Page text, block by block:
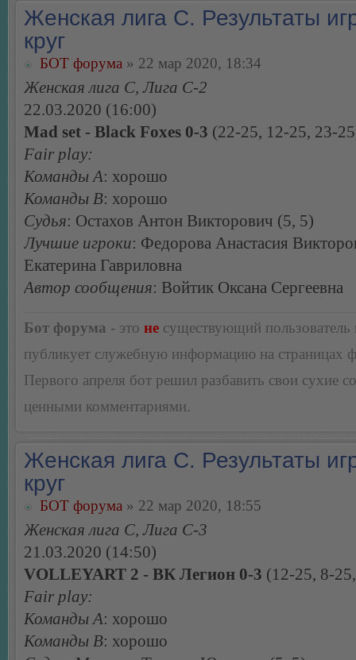
Женская лига С. Результаты
круг
БОТ форума » 22 мар 2020, 18:34
Женская лига С, Лига С-2
22.03.2020 (16:00)
Mad set - Black Foxes 0-3 (22-25, 12-25, 23-
Fair play:
Команды А: хорошо
Команды В: хорошо
Судья: Остахов Антон Викторович (5, 5)
Лучшие игроки: Федорова Анастасия
Екатерина Гавриловна
Автор сообщения: Войтик Оксана Сергеевна
Бот форума - это не существующий пользователь
публикует служебную информацию на страницах
Первого апреля бот решил разбавить свои сухие
ценными комментариями.
Женская лига С. Результаты
круг
БОТ форума » 22 мар 2020, 18:55
Женская лига С, Лига С-3
21.03.2020 (14:50)
VOLLEYART 2 - ВК Легион 0-3 (12-25, 8-
Fair play:
Команды А: хорошо
Команды В: хорошо